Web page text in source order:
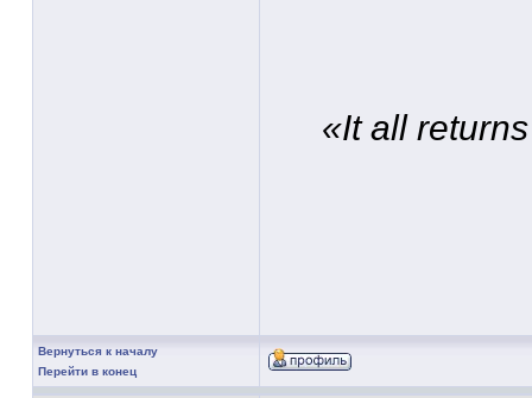
«It all
Вернуться к началу
Перейти в конец